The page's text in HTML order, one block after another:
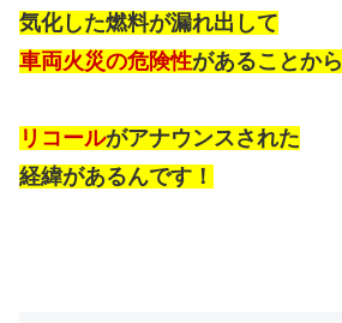
気化した燃料が漏れ出して
車両火災の危険性があることから
リコールがアナウンスされた
経緯があるんです！